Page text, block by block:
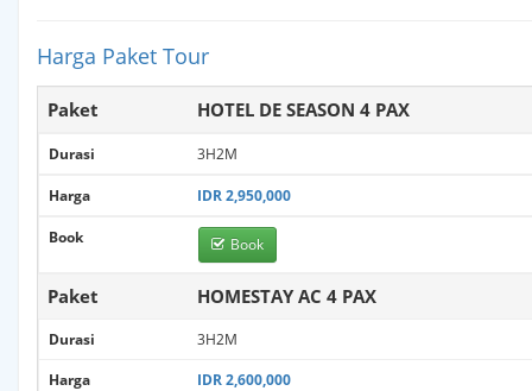
Asuransi
Kartu
Kredit
Multi
Finance
Harga Paket Tour
Paket HOTEL DE SEASON 4 PAX
Durasi 3H2M
Harga IDR 2,950,000
Book Book
Paket HOMESTAY AC 4 PAX
Durasi
3H2M
Harga
IDR 2,600,000